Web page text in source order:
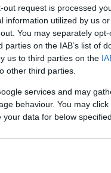
request is processed
information utilized by us
You may separately
on the IAB’s list of
us to third parties on the
other third parties.
services and may
behaviour. You may
data for below
ad támogatást a
pátria megtartó
közösségek -
fórumra,
valamint
a Kistérségi
célú közösségi
támogatására;